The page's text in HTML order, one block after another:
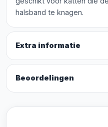
halsband te knagen.
Extra informatie
Beoordelingen